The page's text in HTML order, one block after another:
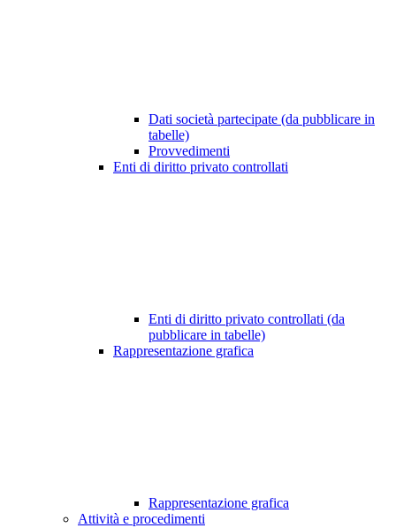
Dati società partecipate (da pubblicare in
tabelle)
Provvedimenti
Enti di diritto privato controllati
Enti di diritto privato controllati (da
pubblicare in tabelle)
Rappresentazione grafica
Rappresentazione grafica
Attività e procedimenti